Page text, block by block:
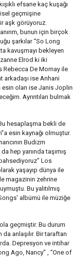
efsane kaç kuşağı
geçmişine
aşk görüyoruz.
bunun için birçok
şarkılar “So Long
kavuşmayı bekleyen
Elrod ki iki
Rebecca De Mornay ile
arkadaşı ise Anhani
esin olan ise Janis Joplin
Ayrıntıları bulmak
hesaplaşma bekli de
esin kaynağı olmuştur.
Budizm
hep yanında taşımış
Los
yaşayıp dünya ile
magazinin zehrine
Bu yalıtılmış
albümü ile müziğe
geçmiştir. Bu durum
anlaşılır. Bir taraftan
Depresyon ve intihar
Ago, Nancy” , “One of